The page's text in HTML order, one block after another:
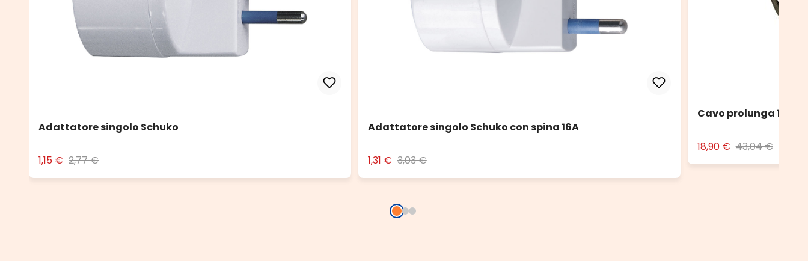
Adattatore singolo Schuko
1,15 € 2,77 €
Adattatore singolo Schuko con spina 16A
1,31 € 3,03 €
Cavo prolunga 10 m
18,90 € 43,04 €